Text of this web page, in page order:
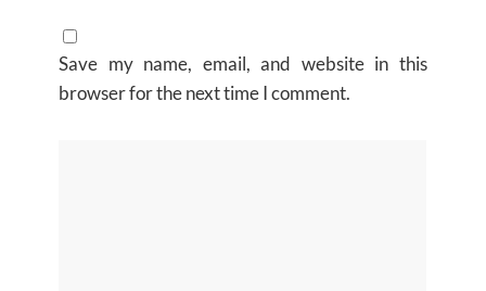
Save my name, email, and website in this
browser for the next time I comment.